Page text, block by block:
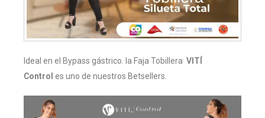
Ideal en el Bypass gástrico. la Faja Tobillera VITÍ
Control es uno de nuestros Betsellers.